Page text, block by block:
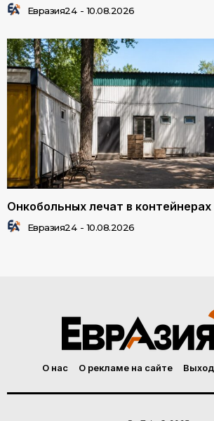
Евразия24 - 10.08.2026
Онкобольных лечат в контейнерах
Евразия24 - 10.08.2026
О нас О рекламе на сайте